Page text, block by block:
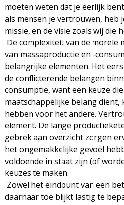
moeten weten dat je eerlijk
als mensen je vertrouwen, heb
missie, en de visie zoals wij die
De complexiteit van de morele
van massaproductie en -
belangrijke elementen. Het
de conflicterende belangen
consumptie, want een keuze
maatschappelijke belang dient,
hebben voor het andere.
element. De lange
gebrek aan overzicht zorgen
het ongemakkelijke gevoel
voldoende in staat zijn (of
keuzes te maken.
Zowel het eindpunt van een
daarnaar toe blijkt lastig te